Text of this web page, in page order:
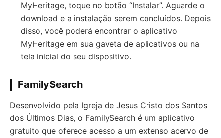
MyHeritage, toque no botão “Instalar”. Aguarde o
download e a instalação serem concluídos. Depois
disso, você poderá encontrar o aplicativo
MyHeritage em sua gaveta de aplicativos ou na
tela inicial do seu dispositivo.
FamilySearch
Desenvolvido pela Igreja de Jesus Cristo dos Santos
dos Últimos Dias, o FamilySearch é um aplicativo
gratuito que oferece acesso a um extenso acervo de